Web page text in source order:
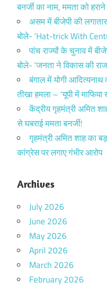
बनर्जी का नाम, ममता को
असम में बीजेपी की
बोले- ‘Hat-trick With
पांच राज्यों के चुनाव में
बोले- ‘जनता ने विकास की
बंगाल में योगी आदित्यनाथ
तीखा हमला – ‘यूपी में
केंद्रीय गृहमंत्री अमित
से घबराई ममता बनर्जी!
गृहमंत्री अमित शाह का
कांग्रेस पर लगाए गंभीर आरोप
Archives
July 2026
June 2026
May 2026
April 2026
March 2026
February 2026